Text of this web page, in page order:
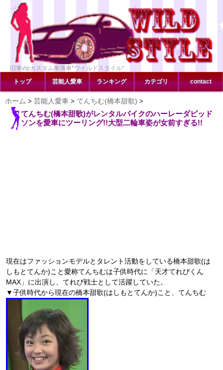
旧車vipカスタム車痛車*ワイルドスタイル*
トップ
芸能人愛車 ランキング カテゴリ contact
ホーム > 芸能人愛車 > てんちむ(橋本甜歌) >
てんちむ(橋本甜歌)がレンタルバイクのハーレーダビッド
ソンを愛車にツーリング!!大型二輪車姿が女前すぎる!!
現在はファッションモデルとタレント活動をしている橋本甜歌(は
しもとてんか)こと愛称てんちむは子供時代に「天才てれびくん
MAX」に出演し、てれび戦士として活躍していた。
▼子供時代から現在の橋本甜歌(はしもとてんか)こと、てんちむ